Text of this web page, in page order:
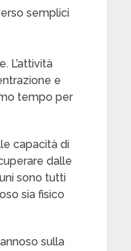
semplici
L’attività
e
tempo per
capacità di
dalle
sono tutti
sia fisico
sulla